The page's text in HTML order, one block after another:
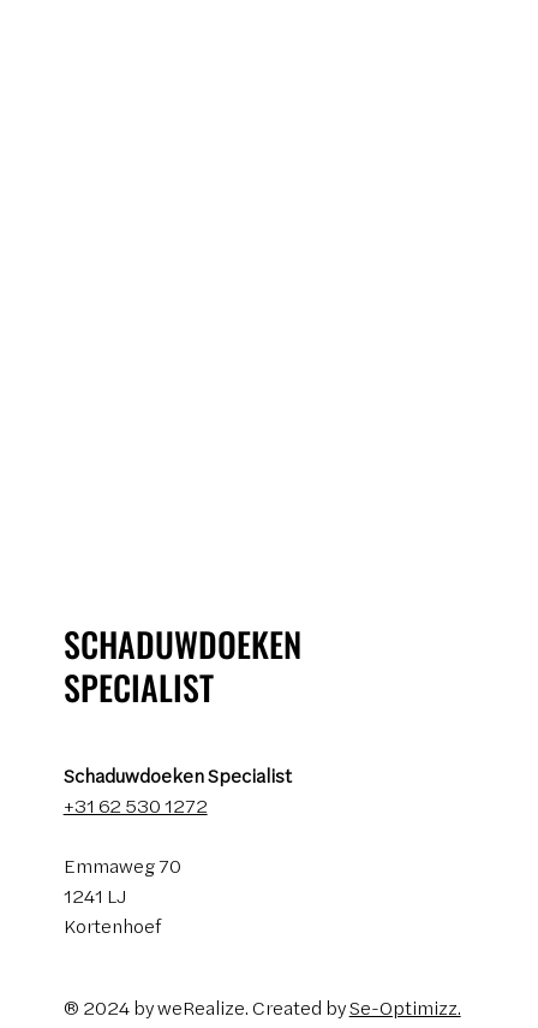
SCHADUWDOEKEN
SPECIALIST
Schaduwdoeken Specialist
+31 62 530 1272
Emmaweg 70
1241 LJ
Kortenhoef
® 2024 by weRealize. Created bySe-Optimizz.